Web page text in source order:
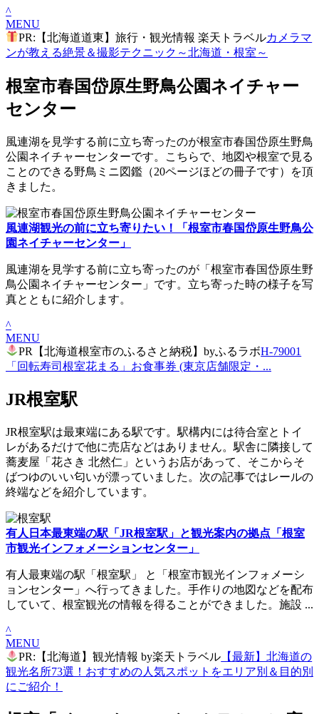
^
MENU
PR:【北海道道東】旅行・観光情報 楽天トラベルカメラマ
ンが教える絶景＆撮影テクニック～北海道・根室～
根室市春国岱原生野鳥公園ネイチャー
センター
風連湖を見学する前に立ち寄ったのが根室市春国岱原生野鳥
公園ネイチャーセンターです。こちらで、地図や根室で見る
ことのできる野鳥ミニ図鑑（20ページほどの冊子です）を頂
きました。
風連湖観光の前に立ち寄りたい！「根室市春国岱原生野鳥公
園ネイチャーセンター」
風連湖を見学する前に立ち寄ったのが「根室市春国岱原生野
鳥公園ネイチャーセンター」です。立ち寄った時の様子を写
真とともに紹介します。
^
MENU
PR【北海道根室市のふるさと納税】byふるラボH-79001
「回転寿司根室花まる」お食事券 (東京店舗限定・...
JR根室駅
JR根室駅は最東端にある駅です。駅構内には待合室とトイ
レがあるだけで他に売店などはありません。駅舎に隣接して
蕎麦屋「花さき 北然仁」というお店があって、そこからそ
ばつゆのいい匂いが漂っていました。次の記事ではレールの
終端などを紹介しています。
有人日本最東端の駅「JR根室駅」と観光案内の拠点「根室
市観光インフォメーションセンター」
有人最東端の駅「根室駅」 と「根室市観光インフォメーシ
ョンセンター」へ行ってきました。手作りの地図などを配布
していて、根室観光の情報を得ることができました。施設 ...
^
MENU
PR:【北海道】観光情報 by楽天トラベル 【最新】北海道の
観光名所73選！おすすめの人気スポットをエリア別＆目的別
にご紹介！